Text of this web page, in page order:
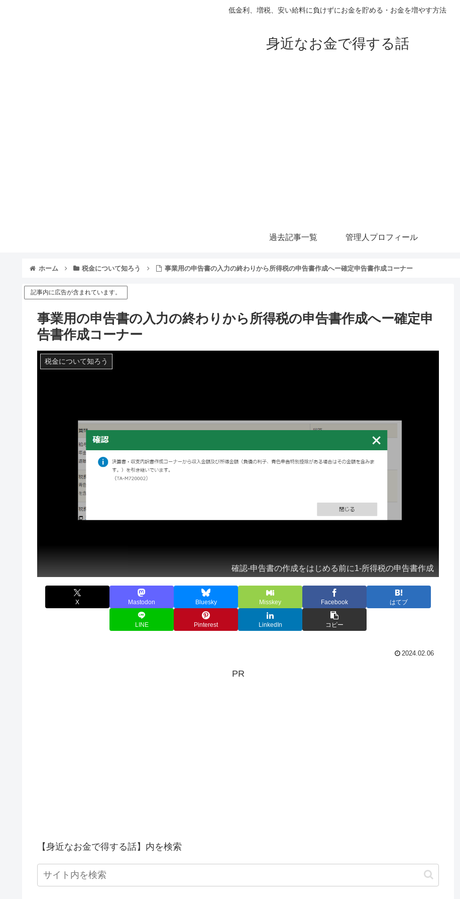
低金利、増税、安い給料に負けずにお金を貯める・お金を増やす方法
身近なお金で得する話
過去記事一覧 管理人プロフィール
ホーム 税金について知ろう 事業用の申告書の入力の終わりから所得税の申告書作成へー確定申告書作成コーナー
記事内に広告が含まれています。
事業用の申告書の入力の終わりから所得税の申告書作成へー確定申
告書作成コーナー
税金について知ろう
確認-申告書の作成をはじめる前に1-所得税の申告書作成
X Mastodon Bluesky Misskey Facebook はてブ
LINE Pinterest LinkedIn コピー
2024.02.06
PR
【身近なお金で得する話】内を検索